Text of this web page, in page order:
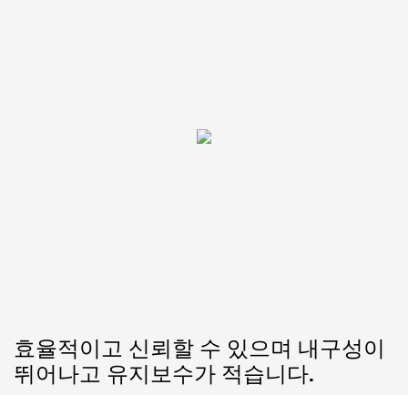
효율적이고 신뢰할 수 있으며 내구성이
뛰어나고 유지보수가 적습니다.